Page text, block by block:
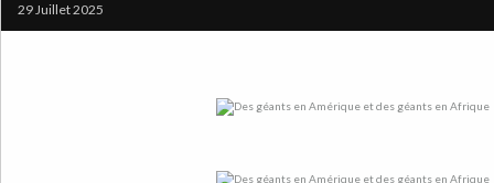
29 Juillet 2025